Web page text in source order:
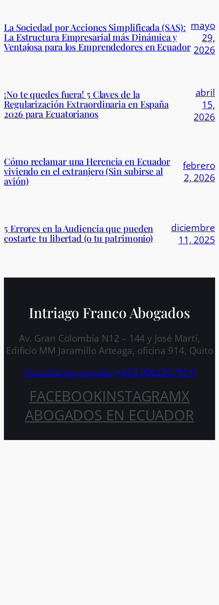
La Sociedad por Acciones Simplificada (SAS):
La Estructura Empresarial más Dinámica y
Ventajosa para los Emprendedores en Ecuador
mayo
29,
2026
¡No te quedes fuera! 5 Claves de la
Regularización Extraordinaria en España
2026 para Ecuatorianos
abril
15,
2026
Cómo reclamar una Herencia en Ecuador
viviendo en el extranjero (Sin subirse al
avión)
febrero
2, 2026
5 Errores en la Audiencia que pueden
costarte tu libertad (o tu patrimonio)
diciembre
11, 2025
Intriago Franco Abogados
Av. Gran Colombia N12 – 144 y José Martí,
Edificio MM Jaramillo Arteaga, oficina 914, Quito
Consúltenos su caso (+593 0962307934)
FACEBOOKINSTAGRAMX
ABOGADOS EN ECUADOR